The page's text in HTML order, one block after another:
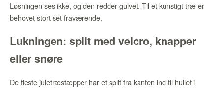
Løsningen ses ikke, og den redder gulvet. Til et kunstigt træ er
behovet stort set fraværende.
Lukningen: split med velcro, knapper
eller snøre
De fleste juletræstæpper har et split fra kanten ind til hullet i